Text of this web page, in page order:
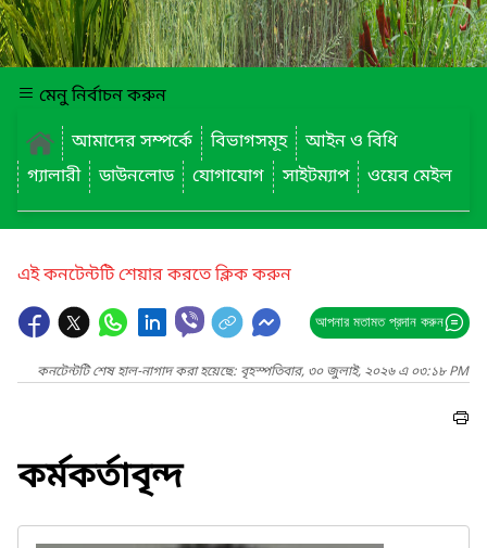
মেনু নির্বাচন করুন
আমাদের সম্পর্কে
বিভাগসমূহ
আইন ও বিধি
গ্যালারী
ডাউনলোড যোগাযোগ সাইটম্যাপ ওয়েব মেইল
এই কনটেন্টটি শেয়ার করতে ক্লিক করুন
আপনার মতামত প্রদান করুন
কনটেন্টটি শেষ হাল-নাগাদ করা হয়েছে: বৃহস্পতিবার, ৩০ জুলাই, ২০২৬ এ ০৩:১৮ PM
কর্মকর্তাবৃন্দ